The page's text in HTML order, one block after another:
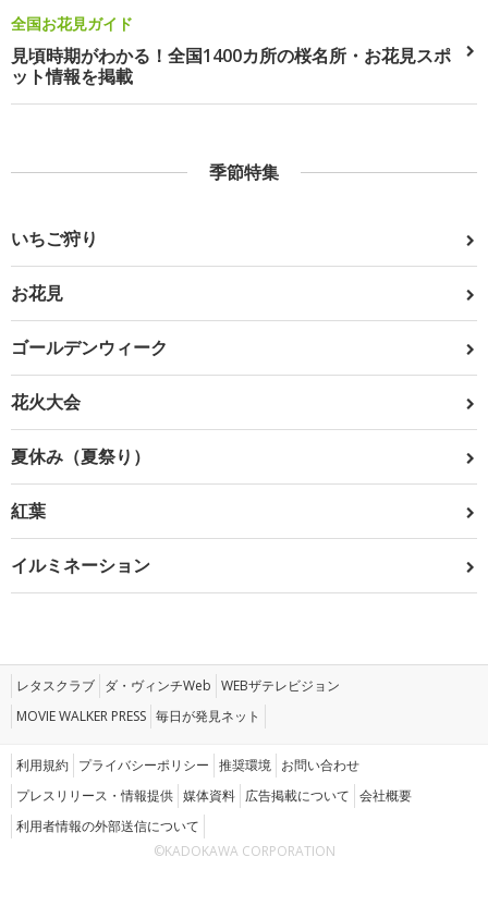
全国お花見ガイド
見頃時期がわかる！全国1400カ所の桜名所・お花見スポ
ット情報を掲載
季節特集
いちご狩り
お花見
ゴールデンウィーク
花火大会
夏休み（夏祭り）
紅葉
イルミネーション
レタスクラブ ダ・ヴィンチWeb WEBザテレビジョン
MOVIE WALKER PRESS 毎日が発見ネット
利用規約 プライバシーポリシー 推奨環境 お問い合わせ
プレスリリース・情報提供 媒体資料 広告掲載について 会社概要
利用者情報の外部送信について
©KADOKAWA CORPORATION